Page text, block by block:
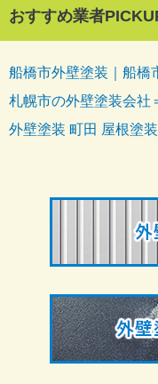
おすすめ業者
船橋市外壁塗装｜船橋
札幌市の外壁塗装会社
外壁塗装 町田 屋根塗